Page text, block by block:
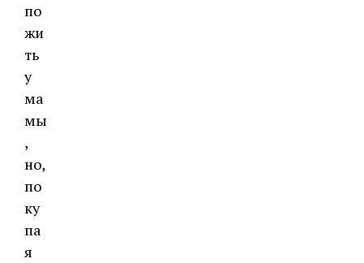
по
жи
ть
у
ма
мы
,
но,
по
ку
па
я